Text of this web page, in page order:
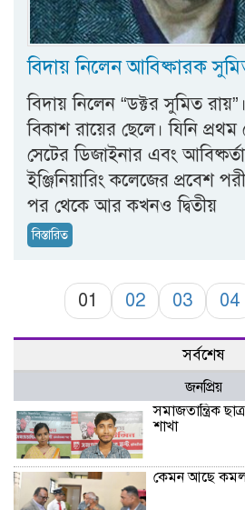
বিদায় নিলেন আবিষ্কারক
বিদায় নিলেন “ডক্টর সুমিত
বিকাশ রায়ের ছেলে। যিনি
সেটের ডিজাইনার এবং
ইঞ্জিনিয়ারিং কলেজের প্রবেশ
পর থেকে আর কখনও দ্বিতীয়
বিস্তারিত
01 02 03 04
সর্বশেষ
জনপ্রিয়
সমাজতান্ত্রিক
শাখা
কেমন আছে